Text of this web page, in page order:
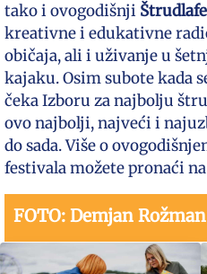
tako i ovogodišnji
kreativne i edukativne
običaja, ali i uživanje u
kajaku. Osim subote kada
čeka Izboru za najbolju
ovo najbolji, najveći i
do sada. Više o
festivala možete pronaći
FOTO: Demjan Rožman